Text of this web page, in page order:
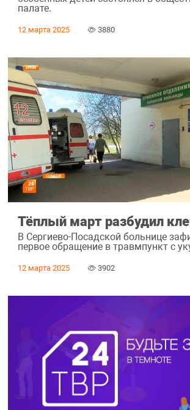
палате.
12 марта 2025 3880
Тёплый март разбудил
В Сергиево-Посадской больнице
первое обращение в травмпункт с
12 марта 2025 3902